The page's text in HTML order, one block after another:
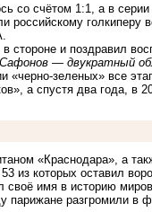
со счётом 1:1, а в
российскому голкиперу
стороне и поздравил
— двукратный
зеленых» все
а спустя два года, в
«Краснодара», а
из которых оставил
имя в историю
парижане разгромили в